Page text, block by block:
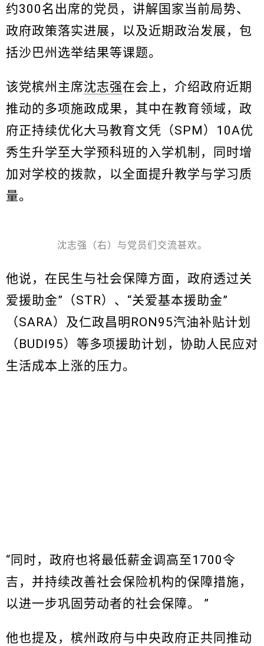
约300名出席的党员，讲解国家当前局势、
政府政策落实进展，以及近期政治发展，包
括沙巴州选举结果等课题。
该党槟州主席沈志强在会上，介绍政府近期
推动的多项施政成果，其中在教育领域，政
府正持续优化大马教育文凭（SPM）10A优
秀生升学至大学预科班的入学机制，同时增
加对学校的拨款，以全面提升教学与学习质
量。
沈志强（右）与党员们交流甚欢。
他说，在民生与社会保障方面，政府透过关
爱援助金”（STR）、“关爱基本援助金”
（SARA）及仁政昌明RON95汽油补贴计划
（BUDI95）等多项援助计划，协助人民应对
生活成本上涨的压力。
“同时，政府也将最低薪金调高至1700令
吉，并持续改善社会保险机构的保障措施，
以进一步巩固劳动者的社会保障。 ”
他也提及，槟州政府与中央政府正共同推动